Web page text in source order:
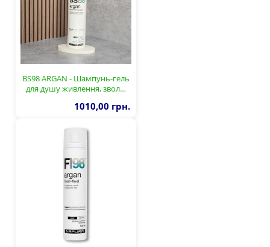
BS98 ARGAN - Шампунь-гель
для душу живлення, звол…
1010,00 грн.